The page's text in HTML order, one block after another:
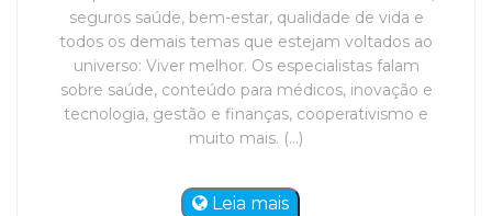
seguros saúde, bem-estar, qualidade de vida e
todos os demais temas que estejam voltados ao
universo: Viver melhor. Os especialistas falam
sobre saúde, conteúdo para médicos, inovação e
tecnologia, gestão e finanças, cooperativismo e
muito mais. (...)
Leia mais